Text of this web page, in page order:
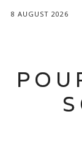
8 AUGUST 2026